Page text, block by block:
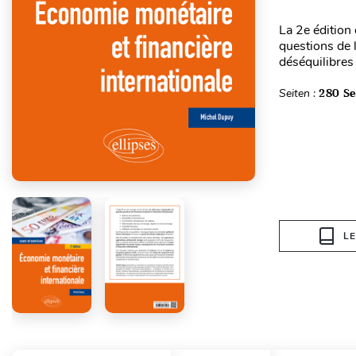
La 2e édition
questions de
Seiten : 280